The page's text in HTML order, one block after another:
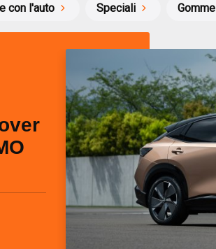
con l'auto Speciali Gomme